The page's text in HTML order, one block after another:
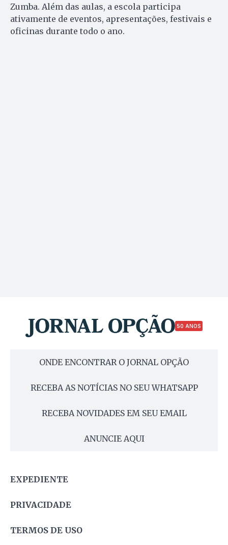
Zumba. Além das aulas, a escola participa
ativamente de eventos, apresentações, festivais e
oficinas durante todo o ano.
50 ANOS
ONDE ENCONTRAR O JORNAL OPÇÃO
RECEBA AS NOTÍCIAS NO SEU WHATSAPP
RECEBA NOVIDADES EM SEU EMAIL
ANUNCIE AQUI
EXPEDIENTE
PRIVACIDADE
TERMOS DE USO